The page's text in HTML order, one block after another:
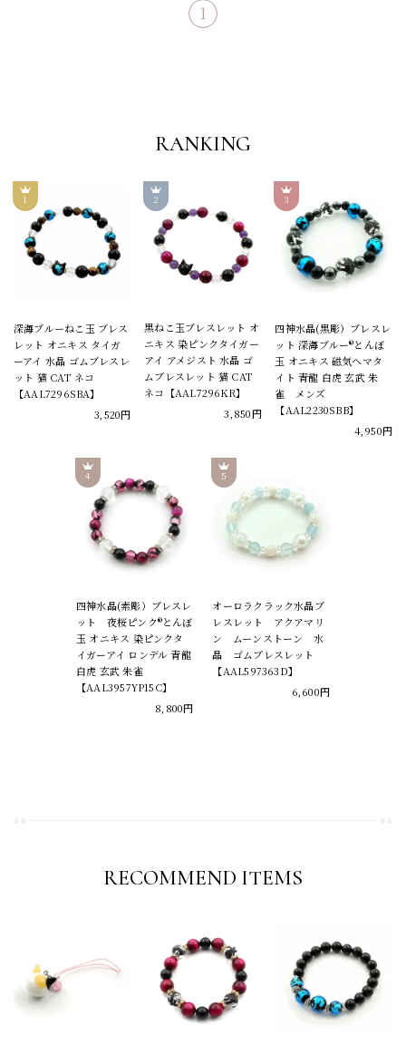
1
RANKING
深海ブルーねこ玉 ブレス
レット オニキス タイガ
ーアイ 水晶 ゴムブレスレ
ット 猫 CAT ネコ
【AAL7296SBA】
3,520円
黒ねこ玉ブレスレット オ
ニキス 染ピンクタイガー
アイ アメジスト 水晶 ゴ
ムブレスレット 猫 CAT
ネコ【AAL7296KR】
3,850円
四神水晶(黒彫）ブレスレ
ット 深海ブルー®とんぼ
玉 オニキス 磁気ヘマタ
イト 青龍 白虎 玄武 朱
雀 メンズ
【AAL2230SBB】
4,950円
四神水晶(素彫）ブレスレ
ット 夜桜ピンク®とんぼ
玉 オニキス 染ピンクタ
イガーアイ ロンデル 青龍
白虎 玄武 朱雀
【AAL3957YP15C】
8,800円
オーロラクラック水晶ブ
レスレット アクアマリ
ン ムーンストーン 水
晶 ゴムブレスレット
【AAL597363D】
6,600円
RECOMMEND ITEMS